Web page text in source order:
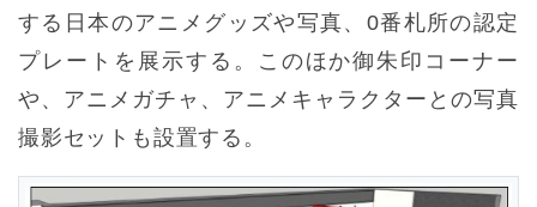
する日本のアニメグッズや写真、0番札所の認定
プレートを展示する。このほか御朱印コーナー
や、アニメガチャ、アニメキャラクターとの写真
撮影セットも設置する。